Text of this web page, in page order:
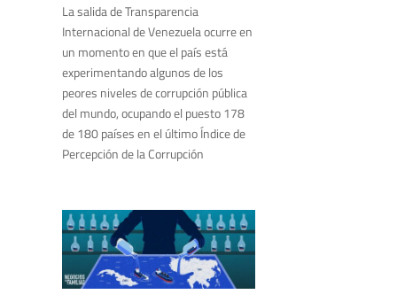
La salida de Transparencia
Internacional de Venezuela ocurre en
un momento en que el país está
experimentando algunos de los
peores niveles de corrupción pública
del mundo, ocupando el puesto 178
de 180 países en el último Índice de
Percepción de la Corrupción